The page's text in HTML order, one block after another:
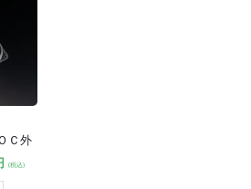
Ｃ外
(税込)